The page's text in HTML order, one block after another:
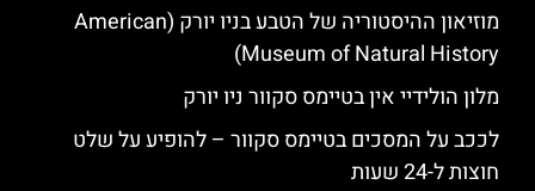
מוזיאון ההיסטוריה של הטבע בניו יורק (American
Museum of Natural History)
מלון הולידיי אין בטיימס סקוור ניו יורק
לככב על המסכים בטיימס סקוור – להופיע על שלט
חוצות ל-24 שעות